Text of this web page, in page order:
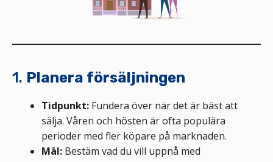
1. Planera försäljningen
Tidpunkt: Fundera över när det är bäst att
sälja. Våren och hösten är ofta populära
perioder med fler köpare på marknaden.
Mål: Bestäm vad du vill uppnå med